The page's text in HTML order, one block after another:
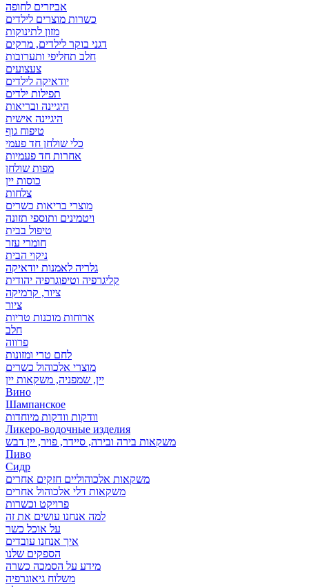
אביזרים לחופה
כשרות מוצרים לילדים
מזון לתינוקות
דגני בוקר לילדים, מרקים
חלב תחליפי ותערובות
צעצועים
יודאיקה לילדים
תפילות ילדים
היגיינה ובריאות
היגיינה אישית
טיפוח גוף
כלי שולחן חד פעמי
אחרות חד פעמיות
מפות שולחן
כוסות יין
צלחות
מוצרי בריאות כשרים
ויטמינים ותוספי תזונה
טיפול בבית
חומרי עזר
ניקוי הבית
גלריה לאמנות יודאיקה
קליגרפיה וטיפוגרפיה יהודית
ציור, קרמיקה
ציור
ארוחות מוכנות טריות
חלב
פרווה
לחם טרי ומזונות
מוצרי אלכוהול כשרים
יין, שמפניה, משקאות יין
Вино
Шампанское
וודקות וודקות מיוחדות
Ликеро-водочные изделия
משקאות בירה ובירה, סיידר, פויר, יין דבש
Пиво
Сидр
משקאות אלכוהוליים חזקים אחרים
משקאות דלי אלכוהול אחרים
פרויקט וכשרות
למה אנחנו עושים את זה
על אוכל כשר
איך אנחנו עובדים
הספקים שלנו
מידע על הסמכה כשרה
משלוח גיאוגרפיה